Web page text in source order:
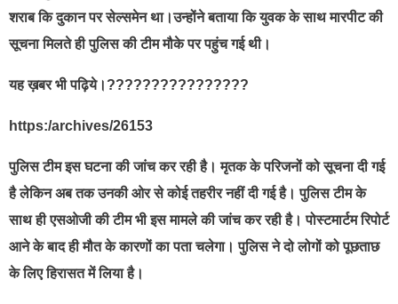
शराब कि दुकान पर सेल्समेन था।उन्होंने बताया कि युवक के साथ मारपीट की
सूचना मिलते ही पुलिस की टीम मौके पर पहुंच गई थी।
यह ख़बर भी पढ़िये।????????????????
https:/archives/26153
पुलिस टीम इस घटना की जांच कर रही है। मृतक के परिजनों को सूचना दी गई
है लेकिन अब तक उनकी ओर से कोई तहरीर नहीं दी गई है। पुलिस टीम के
साथ ही एसओजी की टीम भी इस मामले की जांच कर रही है। पोस्टमार्टम रिपोर्ट
आने के बाद ही मौत के कारणों का पता चलेगा। पुलिस ने दो लोगों को पूछताछ
के लिए हिरासत में लिया है।